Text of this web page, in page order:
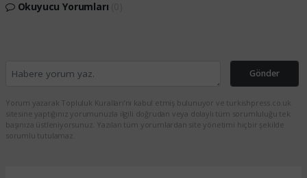
Okuyucu Yorumları
Gönder
Yorum yazarak Topluluk Kuralları’nı kabul etmiş bulunuyor ve turkishpress.co.uk
sitesine yaptığınız yorumunuzla ilgili doğrudan veya dolaylı tüm sorumluluğu tek
başınıza üstleniyorsunuz. Yazılan tüm yorumlardan site yönetimi hiçbir şekilde
sorumlu tutulamaz.